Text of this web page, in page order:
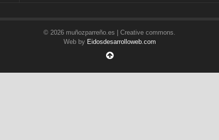
© 2026 muñozparreño.es | Creative commons.
Web by Eidosdesarrolloweb.com